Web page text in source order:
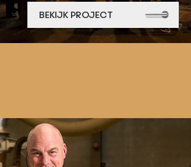
BEKIJK PROJECT